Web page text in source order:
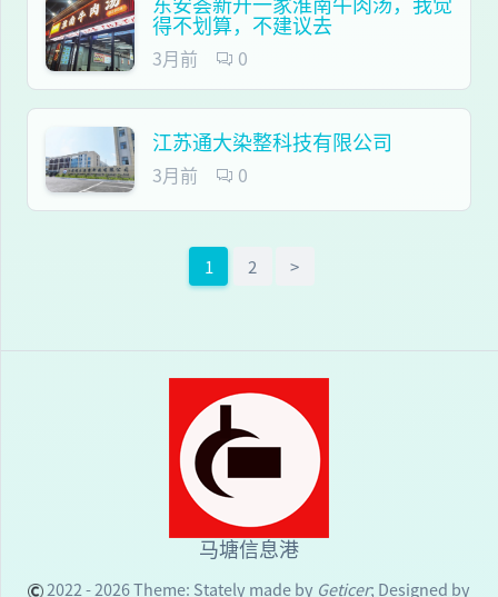
得不划算，不建议去
3月前 0
江苏通大染整科技有限公司
3月前 0
1 2 >
马塘信息港
2022 - 2026 Theme: Stately made by Geticer; Designed by